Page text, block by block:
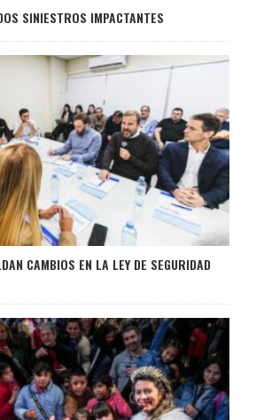
SINIESTROS IMPACTANTES
CAMBIOS EN LA LEY DE SEGURIDAD